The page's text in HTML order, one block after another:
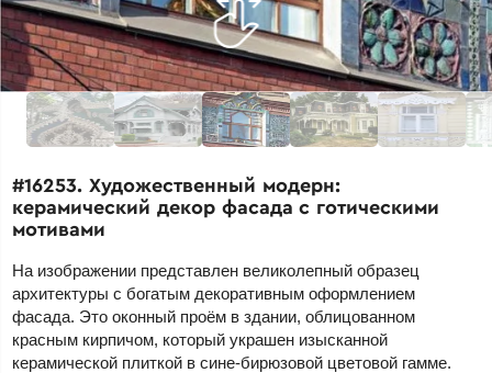
#16253. Художественный модерн:
керамический декор фасада с готическими
мотивами
На изображении представлен великолепный образец
архитектуры с богатым декоративным оформлением
фасада. Это оконный проём в здании, облицованном
красным кирпичом, который украшен изысканной
керамической плиткой в сине-бирюзовой цветовой гамме.